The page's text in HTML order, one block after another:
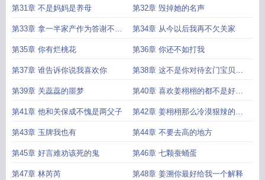
第31章 不是妈妈是养母 第32章 毁掉她的名声
第33章 拿一半家产作为答谢不过
分吧
第34章 从今以后我再不欠关家
第35章 你有烂桃花 第36章 你还不如打我
第37章 谁告诉你说我喜欢你 第38章 这不是你对待玄门宝贝该
有的态度
第39章 关蕊蕊的噩梦 第40章 喜欢姜栩栩的都不是好东
西
第41章 他和关保成不愧是两父子 第42章 姜栩栩那么冷漠狠辣的一
人
第43章 玉牌我也有 第44章 不要去高的地方
第45章 好言难劝该死的鬼 第46章 七颗蚕蛹蛋
第47章 林芮芮 第48章 姜溯你最好给我一个解释